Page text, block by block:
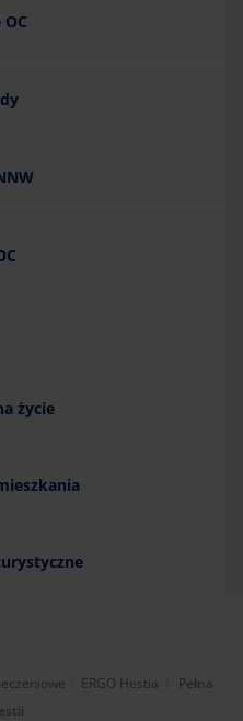
życie
ERGO Hestia Aktualnie:
Pełna